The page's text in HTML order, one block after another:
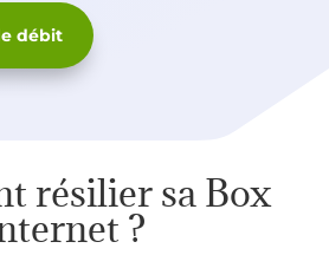
débit
résilier sa Box
?